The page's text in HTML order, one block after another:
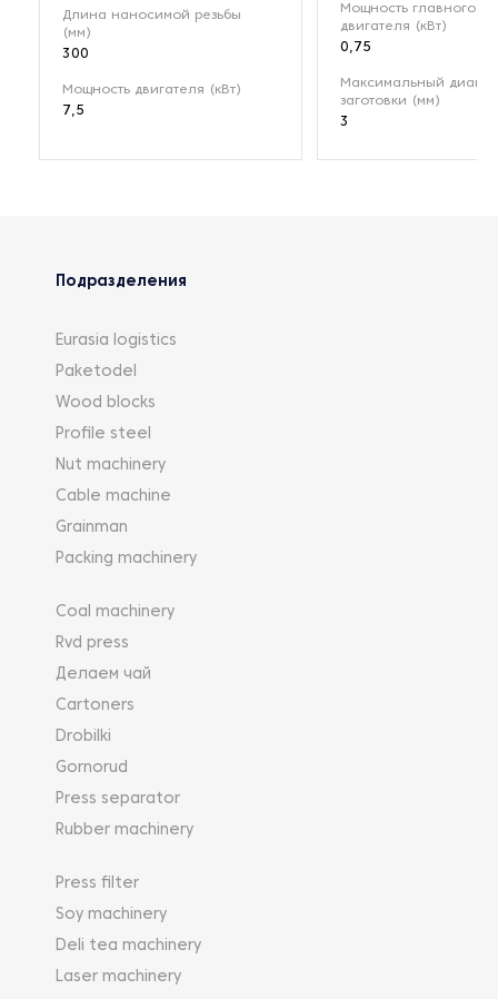
Длина наносимой резьбы
(мм)
300
Мощность двигателя (кВт)
7,5
Мощность главного
двигателя (кВт)
0,75
Максимальный
заготовки (мм)
3
Подразделения
Eurasia logistics
Paketodel
Wood blocks
Profile steel
Nut machinery
Cable machine
Grainman
Packing machinery
Coal machinery
Rvd press
Делаем чай
Cartoners
Drobilki
Gornorud
Press separator
Rubber machinery
Press filter
Soy machinery
Deli tea machinery
Laser machinery